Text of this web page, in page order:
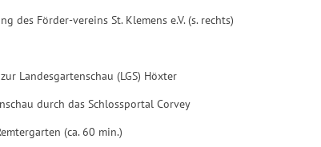
Förder-vereins St. Klemens e.V. (s. rechts)
Landesgartenschau (LGS) Höxter
durch das Schlossportal Corvey
(ca. 60 min.)